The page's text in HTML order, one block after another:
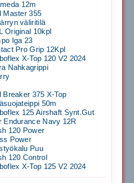
12m
Master 355
väliritilä
Original 10kpl
Iga 23
Pro Grip 12Kpl
X-Top 120 V2 2024
Nahkagrippi
Breaker 375 X-Top
50m
125 Airshaft Synt.Gut
Endurance Navy 12R
120 Power
Power
Puu
120 Control
X-Top 125 V2 2024